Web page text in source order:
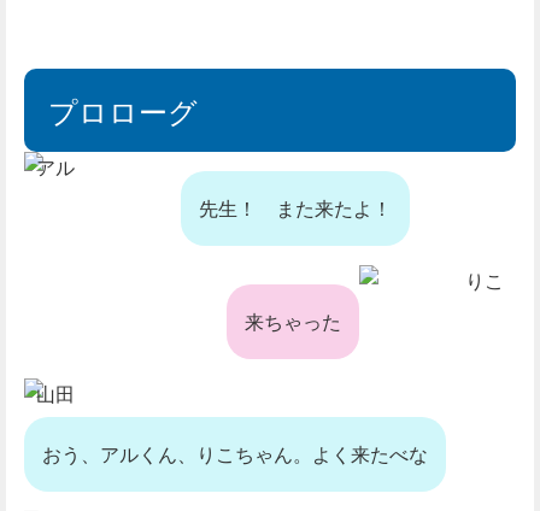
プロローグ
アル
先生！
また来たよ ！
りこ
来ちゃった
山田
おう、アルくん、りこちゃん。よく来たべな